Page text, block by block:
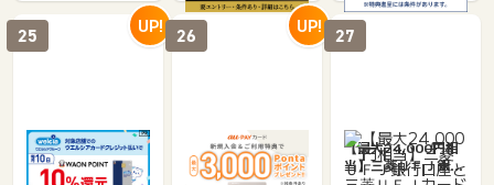
ウエルシアカード
(イオンカード）
25 UP!
au PAY カード
26 UP!
【最大24,000円相
当】三菱ＵＦＪ銀行
27